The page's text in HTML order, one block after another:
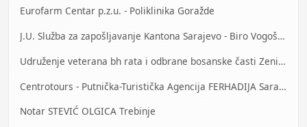
Eurofarm Centar p.z.u. - Poliklinika Goražde
J.U. Služba za zapošljavanje Kantona Sarajevo - Biro Vogošća
Udruženje veterana bh rata i odbrane bosanske časti Zenica
Centrotours - Putnička-Turistička Agencija FERHADIJA Sarajevo
Notar STEVIĆ OLGICA Trebinje